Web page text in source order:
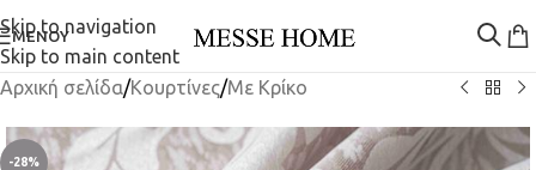
Skip to navigation
Skip to main content
ΜΕΝΟΎ
Αρχική σελίδα/Κουρτίνες/Mε Κρίκο
-28%